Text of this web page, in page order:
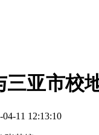
三亚市校
04-11 12:13:10